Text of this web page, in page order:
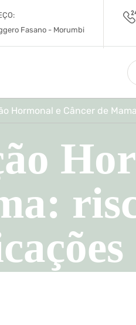
Fasano - Morumbi
Hormonal e Câncer de